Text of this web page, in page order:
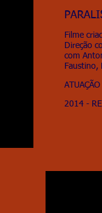
Filme
Direção
com
Faustino,
2014 -